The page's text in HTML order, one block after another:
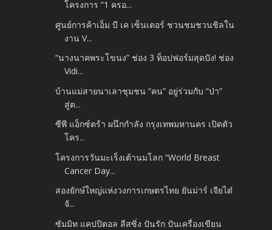
โครงการ “1 ครอ...
ศูนย์การค้าเอ็ม บี เค เซ็นเตอร์ ชวนชมชวนชิลใน
งาน V...
“นางนาคพระโขนง” ช่อง 3 ท็อปฟอร์มสุดปัง! ช่อง
Vidi...
บ้านแม่สายนาเลาชุมชน “คน” อยู่ร่วมกับ “ป่า”
สู่ต...
ซีพี แอ็กซ์ตร้า ผนึกกำลัง กรุงเทพมหานคร เปิดตัว
โคร...
โครงการวันมะเร็งเต้านมโลก “World Breast
Cancer Day...
สองยักษ์ใหญ่แห่งวงการเกษตรไทย ยันม่าร์ เจียไต๋
จั...
ซัมมิท แคปปิตอล ลีสซิ่ง ปันรัก ปันเครื่องเขียน